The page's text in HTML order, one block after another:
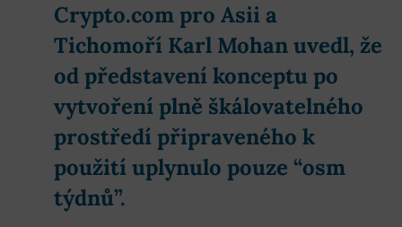
Crypto.com pro Asii a
Tichomoří Karl Mohan uvedl, že
od představení konceptu po
vytvoření plně škálovatelného
prostředí připraveného k
použití uplynulo pouze “osm
týdnů”.